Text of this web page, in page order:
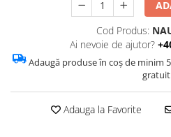
Cod Produs:
Ai nevoie de ajutor?
Adaugă produse în coș de minim
gratuit
Adauga la Favorite